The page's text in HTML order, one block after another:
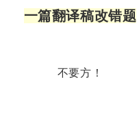
一篇翻译稿改错题
不要方！